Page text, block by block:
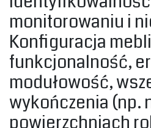
monitorowaniu i
‎Konfiguracja
funkcjonalność,
modułowość,
wykończenia (np.